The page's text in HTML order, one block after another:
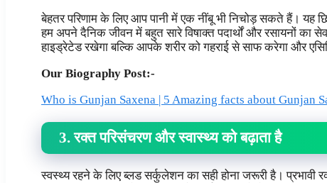
बेहतर परिणाम के लिए आप पानी में एक नींबू भी निचोड़ सकते हैं।
हम अपने दैनिक जीवन में बहुत सारे विषाक्त पदार्थों और रसायनों
हाइड्रेटेड रखेगा बल्कि आपके शरीर को गहराई से साफ करेगा और
Our Biography Post:-
Who is Gunjan Saxena | 5 Amazing facts about Gunjan
3. रक्त परिसंचरण और स्वास्थ्य को बढ़ाता है
स्वस्थ्य रहने के लिए ब्लड सर्कुलेशन का सही होना जरूरी है।